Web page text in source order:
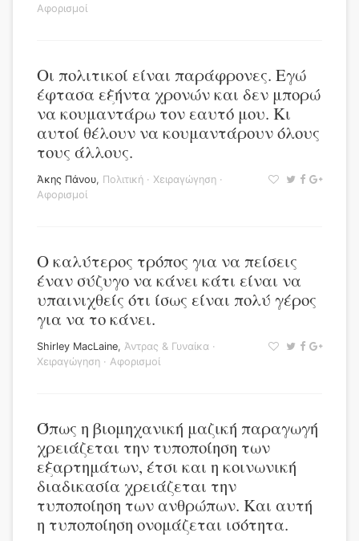
Αφορισμοί
Oι πολιτικοί είναι παράφρονες. Εγώ
έφτασα εξήντα χρονών και δεν μπορώ
να κουμαντάρω τον εαυτό μου. Κι
αυτοί θέλουν να κουμαντάρουν όλους
τους άλλους.
Άκης Πάνου, Πολιτική · Χειραγώγηση ·
Αφορισμοί
Ο καλύτερος τρόπος για να πείσεις
έναν σύζυγο να κάνει κάτι είναι να
υπαινιχθείς ότι ίσως είναι πολύ γέρος
για να το κάνει.
Shirley MacLaine, Άντρας & Γυναίκα ·
Χειραγώγηση · Αφορισμοί
Όπως η βιομηχανική μαζική παραγωγή
χρειάζεται την τυποποίηση των
εξαρτημάτων, έτσι και η κοινωνική
διαδικασία χρειάζεται την
τυποποίηση των ανθρώπων. Και αυτή
η τυποποίηση ονομάζεται ισότητα.